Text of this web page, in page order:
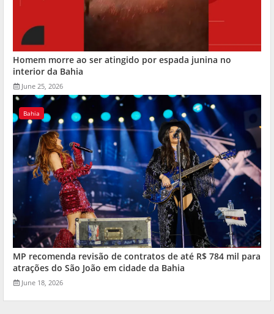
Homem morre ao ser atingido por espada junina no
interior da Bahia
June 25, 2026
Bahia
MP recomenda revisão de contratos de até R$ 784 mil para
atrações do São João em cidade da Bahia
June 18, 2026